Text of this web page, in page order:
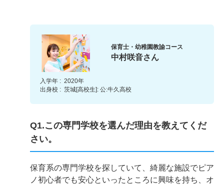
保育士・幼稚園教諭コース
中村咲音さん
入学年 : 2020年
出身校 : 茨城[高校生]: 公:牛久高校
Q1.この専門学校を選んだ理由を教えてくだ
さい。
保育系の専門学校を探していて、綺麗な施設でピア
ノ初心者でも安心といったところに興味を持ち、オ